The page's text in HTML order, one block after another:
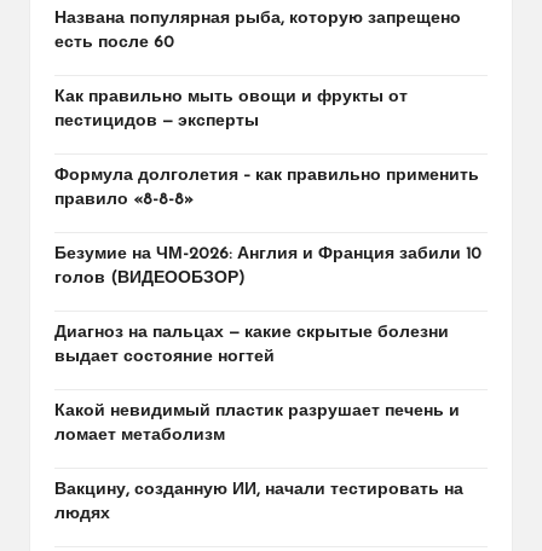
Названа популярная рыба, которую запрещено
есть после 60
Как правильно мыть овощи и фрукты от
пестицидов — эксперты
Формула долголетия – как правильно применить
правило «8-8-8»
Безумие на ЧМ-2026: Англия и Франция забили 10
голов (ВИДЕООБЗОР)
Диагноз на пальцах — какие скрытые болезни
выдает состояние ногтей
Какой невидимый пластик разрушает печень и
ломает метаболизм
Вакцину, созданную ИИ, начали тестировать на
людях